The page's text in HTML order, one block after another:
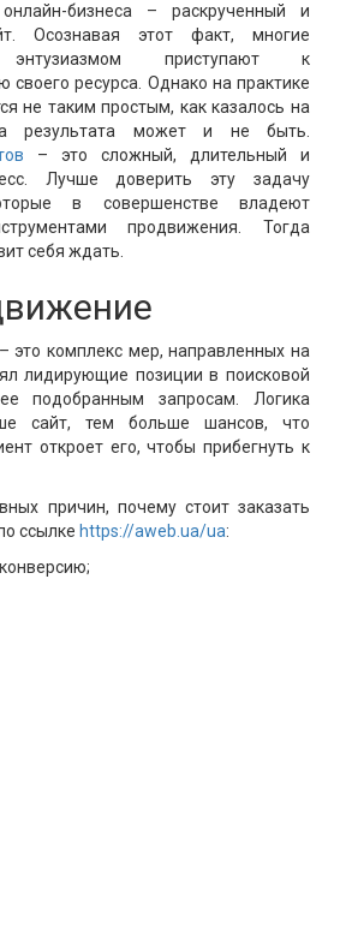
бизнеса – раскрученный и
Осознавая этот факт, многие
приступают к
своего ресурса. Однако на практике
не таким простым, как казалось на
результата может и не быть.
– это сложный, длительный и
Лучше доверить эту задачу
в совершенстве владеют
продвижения. Тогда
себя ждать.
это комплекс мер, направленных на
лидирующие позиции в поисковой
подобранным запросам. Логика
сайт, тем больше шансов, что
откроет его, чтобы прибегнуть к
причин, почему стоит заказать
ссылке https://aweb.ua/ua: